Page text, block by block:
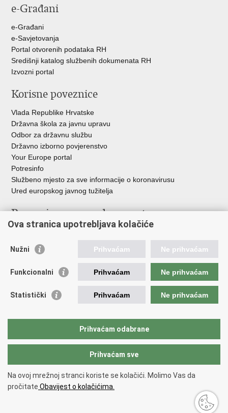
e-Građani
e-Građani
e-Savjetovanja
Portal otvorenih podataka RH
Središnji katalog službenih dokumenata RH
Izvozni portal
Korisne poveznice
Vlada Republike Hrvatske
Državna škola za javnu upravu
Odbor za državnu službu
Državno izborno povjerenstvo
Your Europe portal
Potresinfo
Službeno mjesto za sve informacije o koronavirusu
Ured europskog javnog tužitelja
Poveznice pravosudnog sustava
Državno odvjetništvo
Ured za suzbijanje korupcije i organiziranog kriminaliteta
Državnoodvjetničko vijeće
Hrvatska odvjetnička komora
Europski pravosudni portal
Copyright © 2026 Ministarstvo pravosuđa, uprave i digitalne
transformacije Republike Hrvatske.
pristupačnosti.
Ova stranica upotrebljava kolačiće
Nužni Prihvaćam Ne prihvaćam
Funkcionalni Prihvaćam Ne prihvaćam
Statistički Prihvaćam Ne prihvaćam
Prihvaćam odabrane
Prihvaćam sve
Na ovoj mrežnoj stranci koriste se kolačići. Molimo Vas da
pročitate Obavijest o kolačićima.